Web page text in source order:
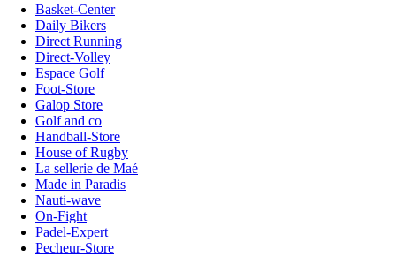
Basket-Center
Daily Bikers
Direct Running
Direct-Volley
Espace Golf
Foot-Store
Galop Store
Golf and co
Handball-Store
House of Rugby
La sellerie de Maé
Made in Paradis
Nauti-wave
On-Fight
Padel-Expert
Pecheur-Store